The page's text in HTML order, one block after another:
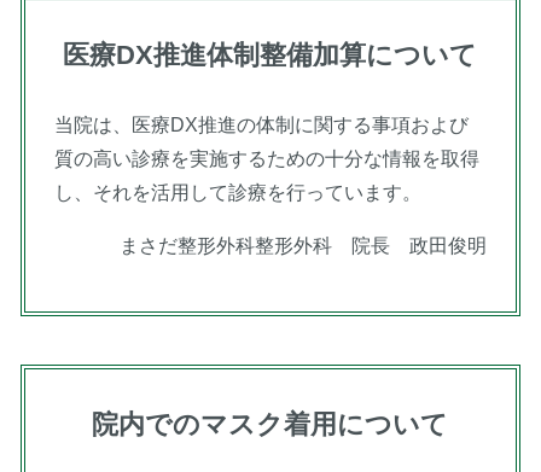
医療DX推進体制整備加算について
当院は、医療DX推進の体制に関する事項および
質の高い診療を実施するための十分な情報を取得
し、それを活用して診療を行っています。
まさだ整形外科整形外科 院長 政田俊明
院内でのマスク着用について